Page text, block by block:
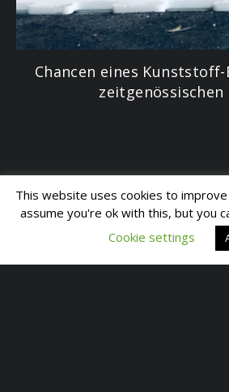
Chancen eines
zeitgenössischen
This website uses cookies to
assume you're ok with this, but you
Cookie settings